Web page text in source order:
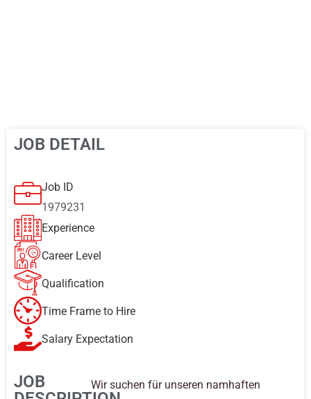
JOB DETAIL
Job ID
1979231
Experience
Career Level
Qualification
Time Frame to Hire
Salary Expectation
JOB
Wir suchen für unseren namhaften